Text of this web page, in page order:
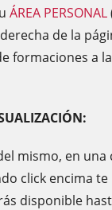
ÁREA PERSONAL
de la
formaciones a
mismo, en
click encima
disponible